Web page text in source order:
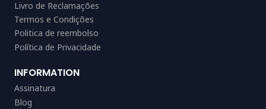
Livro de Reclamações
Termos e Condições
Politica de reembolso
Política de Privacidade
INFORMATION
Assinatura
Blog